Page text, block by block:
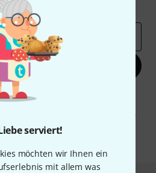
serviert!
möchten wir Ihnen ein
mit allem was
Deals
anmelden
stimmen Sie dem Erhalt von E-Mail-
des E-Mail-Nutzungsverhaltens zu. Die
Weitere Informationen finden Sie in